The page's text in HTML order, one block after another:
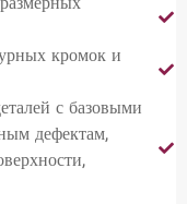
кромок и
с базовыми
дефектам,